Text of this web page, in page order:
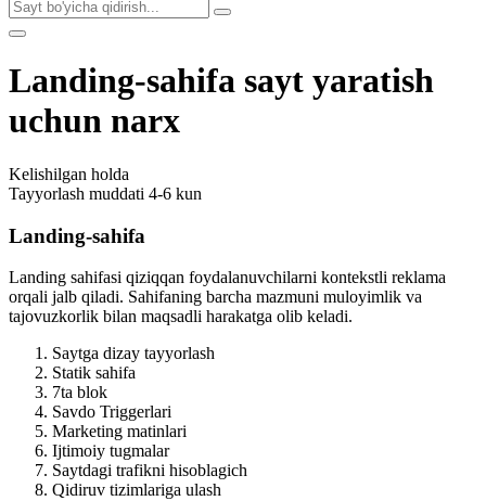
Landing-sahifa sayt yaratish
uchun narx
Kelishilgan holda
Tayyorlash muddati 4-6 kun
Landing-sahifa
Landing sahifasi qiziqqan foydalanuvchilarni kontekstli reklama
orqali jalb qiladi. Sahifaning barcha mazmuni muloyimlik va
tajovuzkorlik bilan maqsadli harakatga olib keladi.
Saytga dizay tayyorlash
Statik sahifa
7ta blok
Savdo Triggerlari
Marketing matinlari
Ijtimoiy tugmalar
Saytdagi trafikni hisoblagich
Qidiruv tizimlariga ulash